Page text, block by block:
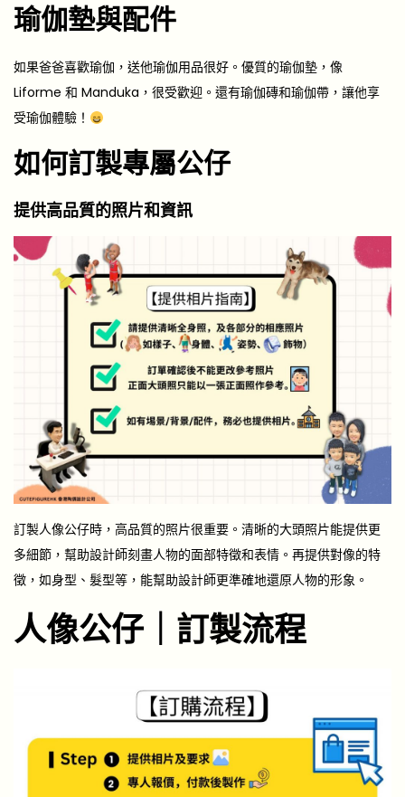
瑜伽墊與配件
如果爸爸喜歡瑜伽，送他瑜伽用品很好。優質的瑜伽墊，像
Liforme 和 Manduka，很受歡迎。還有瑜伽磚和瑜伽帶，讓他享
受瑜伽體驗！
如何訂製專屬公仔
提供高品質的照片和資訊
訂製人像公仔時，高品質的照片很重要。清晰的大頭照片能提供更
多細節，幫助設計師刻畫人物的面部特徵和表情。再提供對像的特
徵，如身型、髮型等，能幫助設計師更準確地還原人物的形象。
人像公仔｜訂製流程